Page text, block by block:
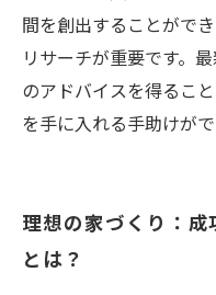
間を創出することがで
リサーチが重要です。
のアドバイスを得るこ
を手に入れる手助けがで
理想の家づくり：
とは？